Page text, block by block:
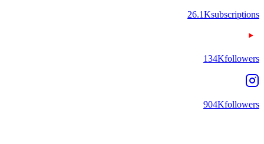
26.1Ksubscriptions
134Kfollowers
904Kfollowers